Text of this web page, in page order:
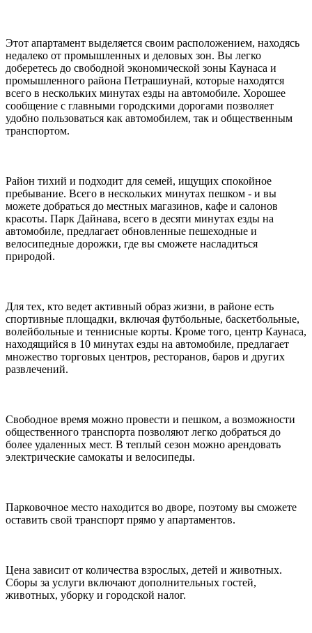
Этот апартамент выделяется своим расположением, находясь
недалеко от промышленных и деловых зон. Вы легко
доберетесь до свободной экономической зоны Каунаса и
промышленного района Петрашиунай, которые находятся
всего в нескольких минутах езды на автомобиле. Хорошее
сообщение с главными городскими дорогами позволяет
удобно пользоваться как автомобилем, так и общественным
транспортом.
Район тихий и подходит для семей, ищущих спокойное
пребывание. Всего в нескольких минутах пешком - и вы
можете добраться до местных магазинов, кафе и салонов
красоты. Парк Дайнава, всего в десяти минутах езды на
автомобиле, предлагает обновленные пешеходные и
велосипедные дорожки, где вы сможете насладиться
природой.
Для тех, кто ведет активный образ жизни, в районе есть
спортивные площадки, включая футбольные, баскетбольные,
волейбольные и теннисные корты. Кроме того, центр Каунаса,
находящийся в 10 минутах езды на автомобиле, предлагает
множество торговых центров, ресторанов, баров и других
развлечений.
Свободное время можно провести и пешком, а возможности
общественного транспорта позволяют легко добраться до
более удаленных мест. В теплый сезон можно арендовать
электрические самокаты и велосипеды.
Парковочное место находится во дворе, поэтому вы сможете
оставить свой транспорт прямо у апартаментов.
Цена зависит от количества взрослых, детей и животных.
Сборы за услуги включают дополнительных гостей,
животных, уборку и городской налог.